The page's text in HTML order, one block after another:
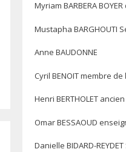
Myriam BARBERA
Mustapha BARGHOUTI
Anne BAUDONNE
Cyril BENOIT membre
Henri BERTHOLET
Omar BESSAOUD
Danielle BIDARD-